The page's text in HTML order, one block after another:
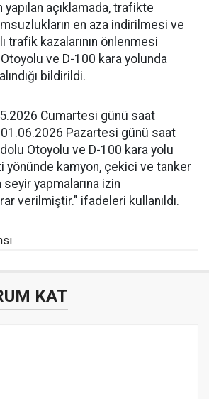
açıklamada, trafikte
en aza indirilmesi ve
trafik kazalarının önlenmesi
ve D-100 kara yolunda
bildirildi.
Cumartesi günü saat
Pazartesi günü saat
Otoyolu ve D-100 kara yolu
yönünde kamyon, çekici ve tanker
seyir yapmalarına izin
verilmiştir." ifadeleri kullanıldı.
KAT